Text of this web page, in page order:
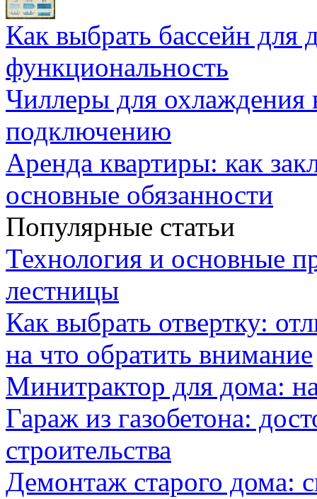
Как выбрать бассейн для
функциональность
Чиллеры для охлаждения
подключению
Аренда квартиры: как
основные обязанности
Популярные статьи
Технология и основные
лестницы
Как выбрать отвертку:
на что обратить внимание
Минитрактор для дома:
Гараж из газобетона:
строительства
Демонтаж старого дома: